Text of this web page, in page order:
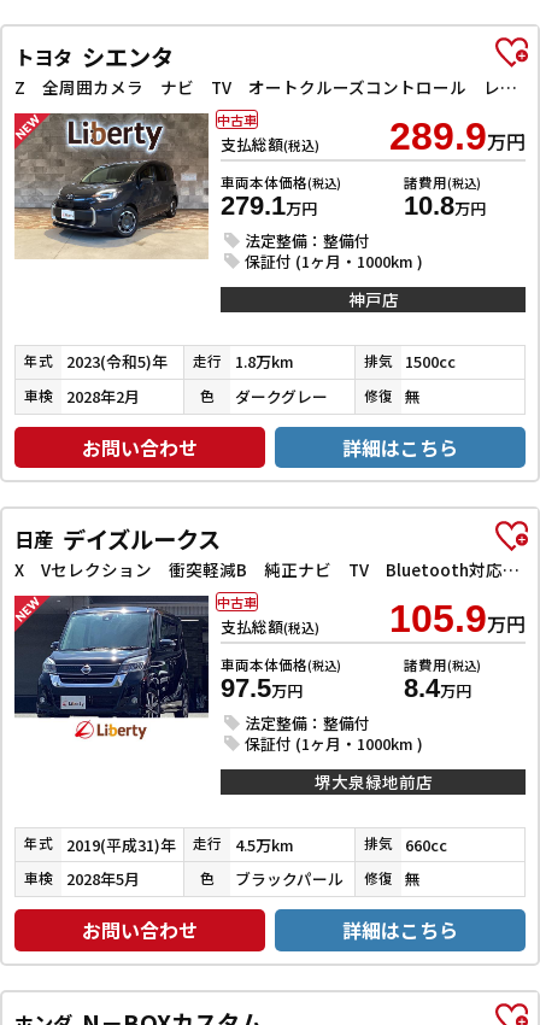
トヨタ シエンタ
Z 全周囲カメラ ナビ TV オートクルーズコントロール レーンアシスト 衝突被害軽減システム 両側電動スライドドア オートマチックハイビーム オートライト LEDヘッドランプ スマートキー
支払総額(税込) 289.9万円
車両本体価格(税込)
279.1万円
諸費用(税込)
10.8万円
法定整備：整備付
保証付 (1ヶ月・1000km )
中古車
神戸店
年式 2023(令和5)年 走行 1.8万km 排気 1500cc
車検 2028年2月 色 ダークグレー 修復 無
お問い合わせ 詳細はこちら
日産 デイズルークス
X Vセレクション 衝突軽減B 純正ナビ TV Bluetooth対応 アラウンドビューモニター 両側自動ドア 革巻きステアリング HIDヘッドライト フォグライト スマートキー プッシュスタート アイドリングストップ
支払総額(税込) 105.9万円
車両本体価格(税込)
97.5万円
諸費用(税込)
8.4万円
法定整備：整備付
保証付 (1ヶ月・1000km )
中古車
堺大泉緑地前店
年式 2019(平成31)年 走行 4.5万km 排気 660cc
車検 2028年5月 色 ブラックパール 修復 無
お問い合わせ 詳細はこちら